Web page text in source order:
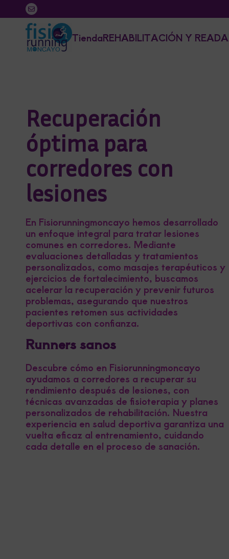
TiendaREHABILITACIÓN Y
Recuperación
óptima para
corredores con
lesiones
En Fisiorunningmoncayo hemos desarrollado
un enfoque integral para tratar lesiones
comunes en corredores. Mediante
evaluaciones detalladas y tratamientos
personalizados, como masajes terapéuticos y
ejercicios de fortalecimiento, buscamos
acelerar la recuperación y prevenir futuros
problemas, asegurando que nuestros
pacientes retomen sus actividades
deportivas con confianza.
Runners sanos
Descubre cómo en Fisiorunningmoncayo
ayudamos a corredores a recuperar su
rendimiento después de lesiones, con
técnicas avanzadas de fisioterapia y planes
personalizados de rehabilitación. Nuestra
experiencia en salud deportiva garantiza una
vuelta eficaz al entrenamiento, cuidando
cada detalle en el proceso de sanación.